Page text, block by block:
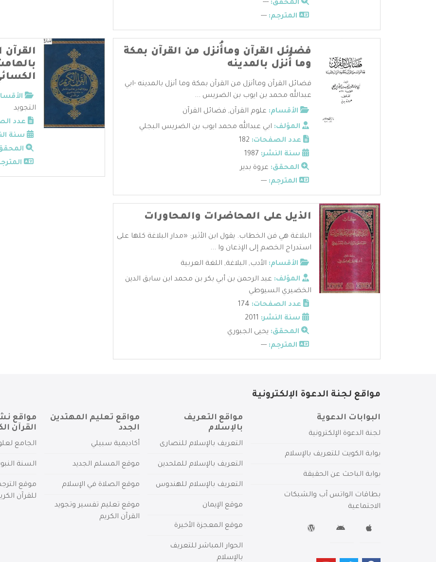
المحقق: ---
المترجم: ---
فضائل القرآن وماأُنزل من القرآن بمكة
وما أُُنزل بالمدينه
فضائل القرآن وماأنزل من القرآن بمكة وما أنزل بالمدينه -ابي
عبدالله محمد بن ايوب بن الضريس ...
الأقسام: علوم القرآن, فضائل القرآن
المؤلف: ابي عبدالله محمد ايوب بن الضريس البجلي
عدد الصفحات:
سنة النشر:
المحقق: عروة بدير
المترجم: ---
القرآن
التجويد
عدد
سنة
الذيل على المحاضرات والمحاورات
البلاغة هي فن الخطاب. يقول ابن الأثير: «مدار البلاغة كلها على
استدراج الخصم إلى الإذعان وا ...
الأقسام: الأدب, البلاغة, اللغة العربية
المؤلف: عبد الرحمن بن أبي بكر بن محمد ابن سابق الدين
الخضيري السيوطي
عدد الصفحات:
سنة النشر:
المحقق: يحيى الجبوري
المترجم: ---
مواقع لجنة الدعوة الإلكترونية
البوابات الدعوية
لجنة الدعوة الإلكترونية
بوابة الكويت للتعريف بالإسلام
بوابة الباحث عن الحقيقة
بطاقات الواتس آب والشبكات
الاجتماعية
مواقع التعريف
بالإسلام
التعريف بالإسلام للنصارى
التعريف بالإسلام للملحدين
التعريف بالإسلام للهندوس
موقع الإيمان
موقع المعجزة الأخيرة
الحوار المباشر للتعريف
بالإسلام
مواقع تعليم المهتدين
الجدد
أكاديمية سبيلي
موقع المسلم الجديد
موقع الصلاة في الإسلام
موقع تعليم تفسير وتجويد
القرآن الكريم
مواقع
القرآن
الجامع
السنة
موقع
للقرآن